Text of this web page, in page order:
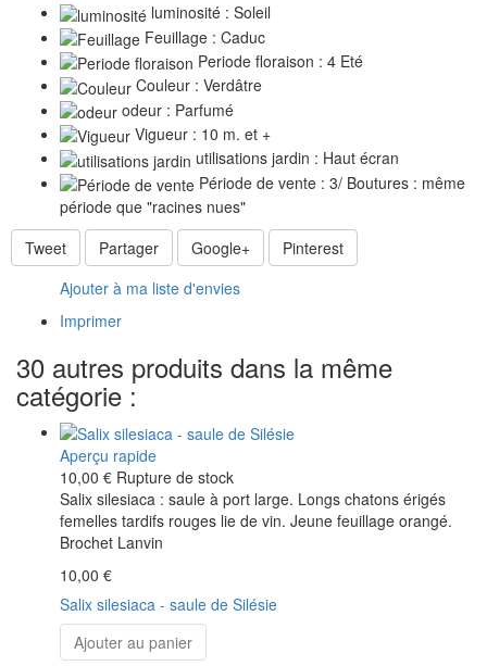
luminosité : Soleil
Feuillage : Caduc
Periode floraison : 4 Eté
Couleur : Verdâtre
odeur : Parfumé
Vigueur : 10 m. et +
utilisations jardin : Haut écran
Période de vente : 3/ Boutures : même
période que "racines nues"
Tweet
Partager Google+
Pinterest
Ajouter à ma liste d'envies
Imprimer
30 autres produits dans la même
catégorie :
Aperçu rapide
10,00 € Rupture de stock
Salix silesiaca : saule à port large. Longs chatons érigés
femelles tardifs rouges lie de vin. Jeune feuillage orangé.
Brochet Lanvin
10,00 €
Salix silesiaca - saule de Silésie
Ajouter au panier